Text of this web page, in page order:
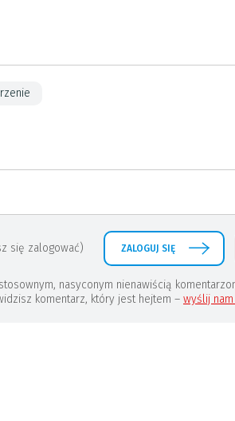
się zalogować) ZALOGUJ SIĘ
nasyconym nienawiścią
komentarz, który jest hejtem – wyślij